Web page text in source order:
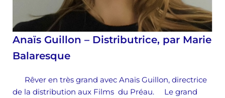
Anaïs Guillon – Distributrice, par Marie
Balaresque
Rêver en très grand avec Anaïs Guillon, directrice
de la distribution aux Films du Préau. Le grand